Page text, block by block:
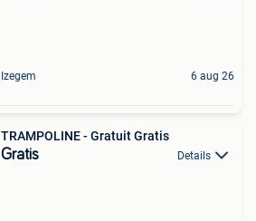
Izegem 6 aug 26
TRAMPOLINE - Gratuit Gratis
Gratis Details